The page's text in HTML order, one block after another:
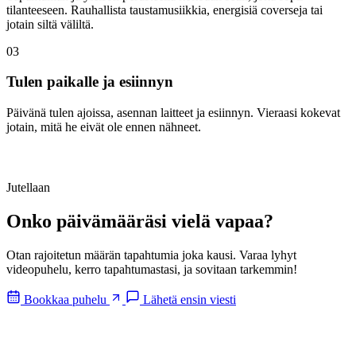
tilanteeseen. Rauhallista taustamusiikkia, energisiä coverseja tai
jotain siltä väliltä.
03
Tulen paikalle ja esiinnyn
Päivänä tulen ajoissa, asennan laitteet ja esiinnyn. Vieraasi kokevat
jotain, mitä he eivät ole ennen nähneet.
Jutellaan
Onko päivämääräsi vielä vapaa?
Otan rajoitetun määrän tapahtumia joka kausi. Varaa lyhyt
videopuhelu, kerro tapahtumastasi, ja sovitaan tarkemmin!
Bookkaa puhelu Lähetä ensin viesti